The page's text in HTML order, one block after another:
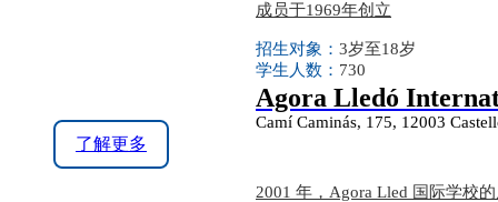
成员于1969年创立
招生对象： 3岁至18岁
学生人数： 730
了解更多
Agora Lledó
Camí Caminás, 175, 12003
2001 年，Agora Lled 国际学校